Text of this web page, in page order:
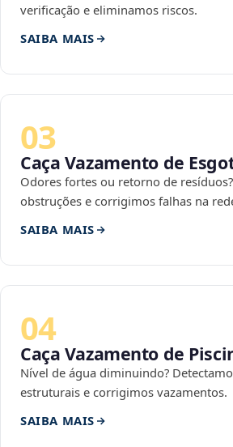
verificação e eliminamos riscos.
SAIBA MAIS
03
Caça Vazamento de
Odores fortes ou retorno de
obstruções e corrigimos falhas na
SAIBA MAIS
04
Caça Vazamento de
Nível de água diminuindo?
estruturais e corrigimos vazamentos.
SAIBA MAIS